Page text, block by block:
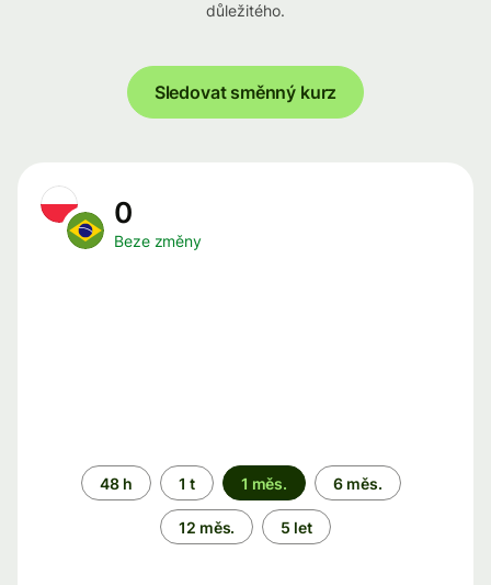
důležitého.
Sledovat směnný kurz
0
Beze změny
Časové
období
48 h 1 t 1 měs. 6 měs.
12 měs. 5 let